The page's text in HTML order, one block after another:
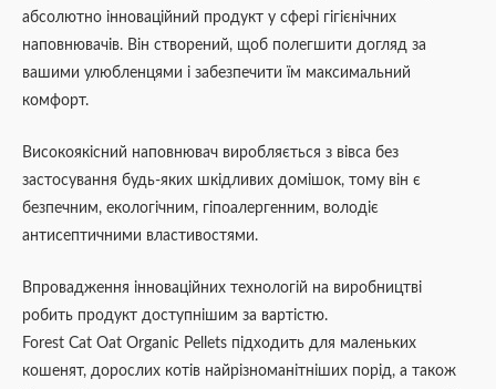
абсолютно інноваційний продукт у сфері гігієнічних
наповнювачів. Він створений, щоб полегшити догляд за
вашими улюбленцями і забезпечити їм максимальний
комфорт.
Високоякісний наповнювач виробляється з вівса без
застосування будь-яких шкідливих домішок, тому він є
безпечним, екологічним, гіпоалергенним, володіє
антисептичними властивостями.
Впровадження інноваційних технологій на виробництві
робить продукт доступнішим за вартістю.
Forest Cat Oat Organic Pellets підходить для маленьких
кошенят, дорослих котів найрізноманітніших порід, а також